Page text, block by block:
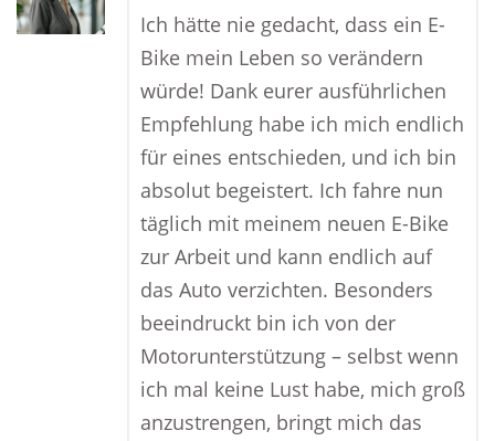
Ich hätte nie gedacht, dass ein E-
Bike mein Leben so verändern
würde! Dank eurer ausführlichen
Empfehlung habe ich mich endlich
für eines entschieden, und ich bin
absolut begeistert. Ich fahre nun
täglich mit meinem neuen E-Bike
zur Arbeit und kann endlich auf
das Auto verzichten. Besonders
beeindruckt bin ich von der
Motorunterstützung – selbst wenn
ich mal keine Lust habe, mich groß
anzustrengen, bringt mich das